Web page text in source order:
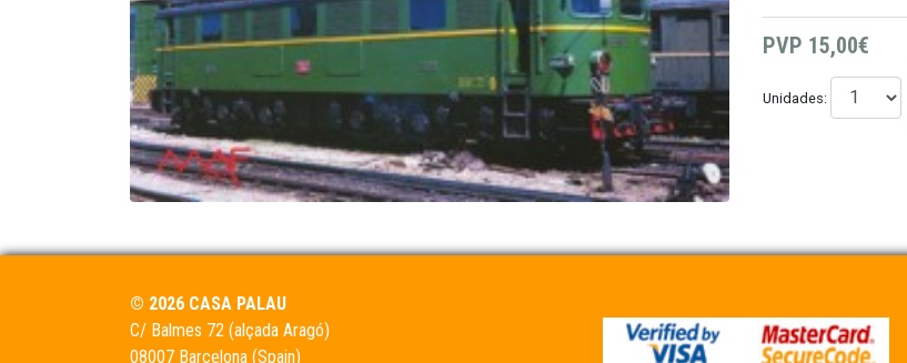
PVP 15,00€
Unidades:
© 2026 CASA PALAU
C/ Balmes 72 (alçada Aragó)
08007 Barcelona (Spain)